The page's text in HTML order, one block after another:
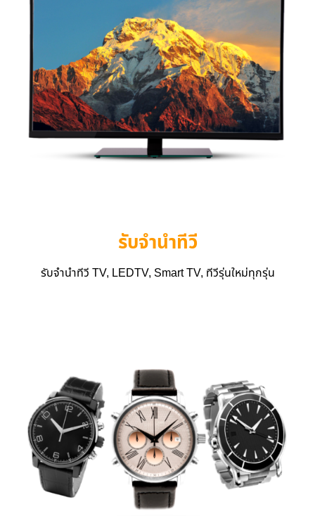
รับจำนำทีวี
รับจำนำทีวี TV, LEDTV, Smart TV, ทีวีรุ่นใหม่ทุกรุ่น